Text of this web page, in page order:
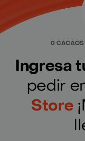
0 CACAOS
Ingresa
pedir
Store